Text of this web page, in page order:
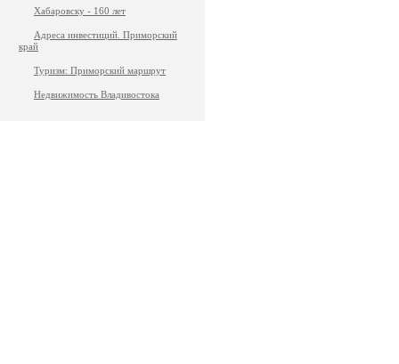
Хабаровску - 160 лет
Адреса инвестиций. Приморский
край
Туризм: Приморский маршрут
Недвижимость Владивостока